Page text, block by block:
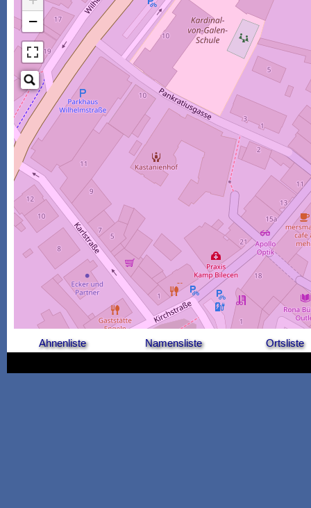
−
Ahnenliste Namensliste Ortsliste